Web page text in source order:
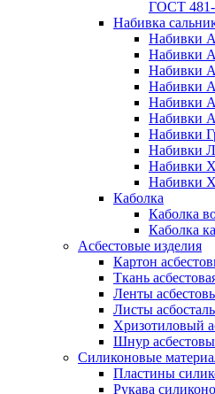
ГОСТ
Набивка
Набивки
Набивки
Набивки
Набивки
Набивки
Набивки
Набивки
Набивки
Набивки
Набивки
Каболка
Каболка
Каболка
Асбестовые изделия
Картон
Ткань
Ленты
Листы
Хризотиловый
Шнур
Силиконовые
Пластины
Рукава